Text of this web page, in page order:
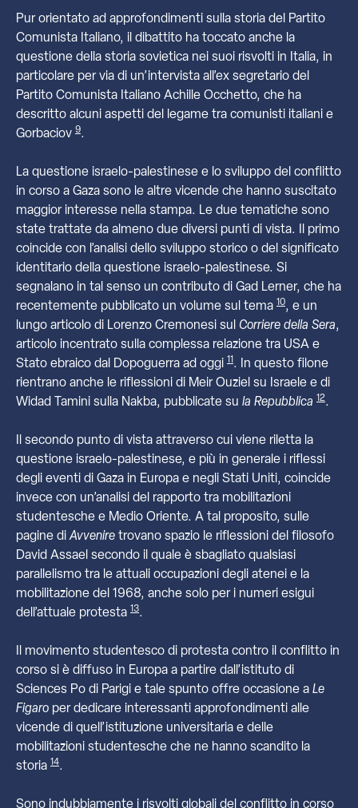
Pur orientato ad approfondimenti sulla storia del Partito
Comunista Italiano, il dibattito ha toccato anche la
questione della storia sovietica nei suoi risvolti in Italia, in
particolare per via di un’intervista all’ex segretario del
Partito Comunista Italiano Achille Occhetto, che ha
descritto alcuni aspetti del legame tra comunisti italiani e
Gorbaciov 9.
La questione israelo-palestinese e lo sviluppo del conflitto
in corso a Gaza sono le altre vicende che hanno suscitato
maggior interesse nella stampa. Le due tematiche sono
state trattate da almeno due diversi punti di vista. Il primo
coincide con l’analisi dello sviluppo storico o del significato
identitario della questione israelo-palestinese. Si
segnalano in tal senso un contributo di Gad Lerner, che ha
recentemente pubblicato un volume sul tema 10, e un
lungo articolo di Lorenzo Cremonesi sul Corriere della Sera,
articolo incentrato sulla complessa relazione tra USA e
Stato ebraico dal Dopoguerra ad oggi 11. In questo filone
rientrano anche le riflessioni di Meir Ouziel su Israele e di
Widad Tamini sulla Nakba, pubblicate su la Repubblica 12.
Il secondo punto di vista attraverso cui viene riletta la
questione israelo-palestinese, e più in generale i riflessi
degli eventi di Gaza in Europa e negli Stati Uniti, coincide
invece con un’analisi del rapporto tra mobilitazioni
studentesche e Medio Oriente. A tal proposito, sulle
pagine diAvvenire trovano spazio le riflessioni del filosofo
David Assael secondo il quale è sbagliato qualsiasi
parallelismo tra le attuali occupazioni degli atenei e la
mobilitazione del 1968, anche solo per i numeri esigui
dell’attuale protesta 13.
Il movimento studentesco di protesta contro il conflitto in
corso si è diffuso in Europa a partire dall’istituto di
Sciences Po di Parigi e tale spunto offre occasione a Le
Figaro per dedicare interessanti approfondimenti alle
vicende di quell’istituzione universitaria e delle
mobilitazioni studentesche che ne hanno scandito la
storia 14.
Sono indubbiamente i risvolti globali del conflitto in corso